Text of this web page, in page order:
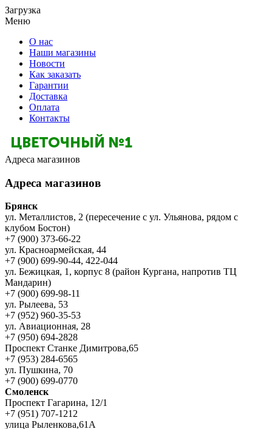
Загрузка
Меню
О нас
Наши магазины
Новости
Как заказать
Гарантии
Доставка
Оплата
Контакты
Адреса магазинов
Адреса магазинов
Брянск
ул. Металлистов, 2 (пересечение с ул. Ульянова, рядом с
клубом Бостон)
+7 (900) 373-66-22
ул. Красноармейская, 44
+7 (900) 699-90-44, 422-044
ул. Бежицкая, 1, корпус 8 (район Кургана, напротив ТЦ
Мандарин)
+7 (900) 699-98-11
ул. Рылеева, 53
+7 (952) 960-35-53
ул. Авиационная, 28
+7 (950) 694-2828
Проспект Станке Димитрова,65
+7 (953) 284-6565
ул. Пушкина, 70
+7 (900) 699-0770
Смоленск
Проспект Гагарина, 12/1
+7 (951) 707-1212
улица Рыленкова,61А